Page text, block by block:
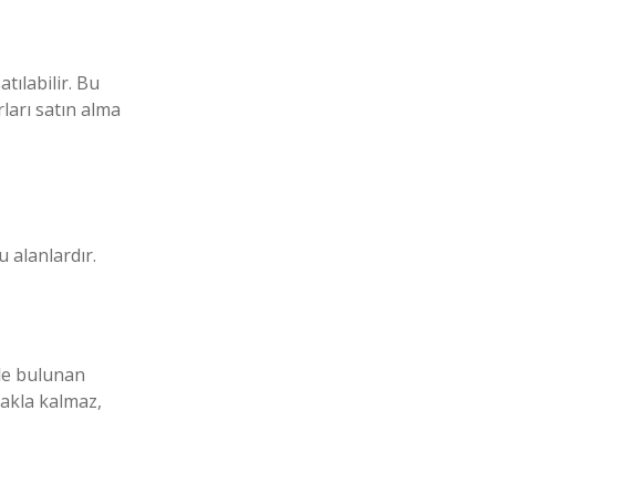
Bu
satın alma
alanlardır.
bulunan
kalmaz,